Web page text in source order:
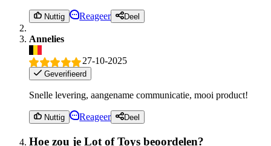
Nuttig Reageer Deel
Annelies
27-10-2025
Geverifieerd
Snelle levering, aangename communicatie, mooi product!
Nuttig Reageer Deel
Hoe zou je Lot of Toys beoordelen?